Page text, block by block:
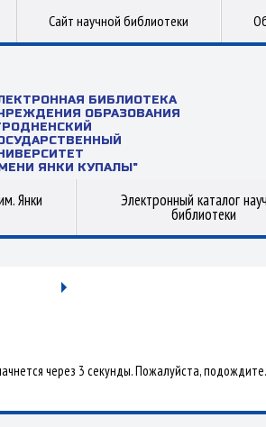
Сайт научной библиотеки
БИБЛИОТЕКА
ОБРАЗОВАНИЯ
ЯНКИ КУПАЛЫ"
Янки Электронный каталог
библиотеки
через 3 секунды. Пожалуйста, подождите.